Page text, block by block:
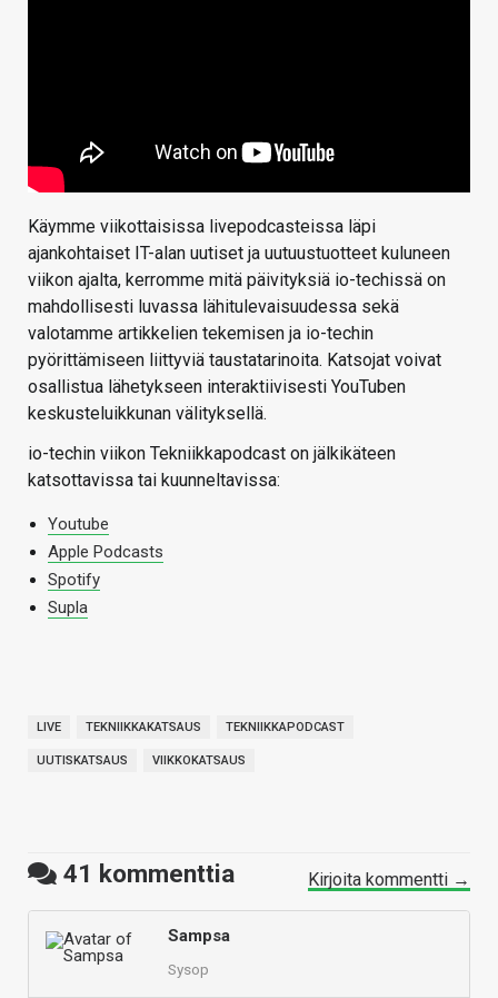
Käymme viikottaisissa livepodcasteissa läpi
ajankohtaiset IT-alan uutiset ja uutuustuotteet kuluneen
viikon ajalta, kerromme mitä päivityksiä io-techissä on
mahdollisesti luvassa lähitulevaisuudessa sekä
valotamme artikkelien tekemisen ja io-techin
pyörittämiseen liittyviä taustatarinoita. Katsojat voivat
osallistua lähetykseen interaktiivisesti YouTuben
keskusteluikkunan välityksellä.
io-techin viikon Tekniikkapodcast on jälkikäteen
katsottavissa tai kuunneltavissa:
Youtube
Apple Podcasts
Spotify
Supla
LIVE TEKNIIKKAKATSAUS TEKNIIKKAPODCAST
UUTISKATSAUS VIIKKOKATSAUS
41 kommenttia Kirjoita kommentti →
Sampsa
Sysop